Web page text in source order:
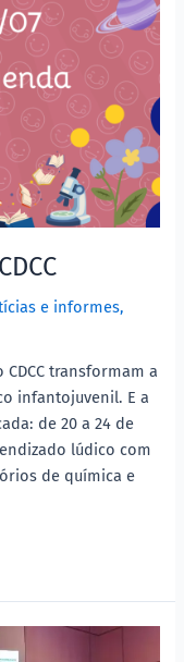
e informes,
transformam a
infantojuvenil. E a
de 20 a 24 de
lúdico com
de química e